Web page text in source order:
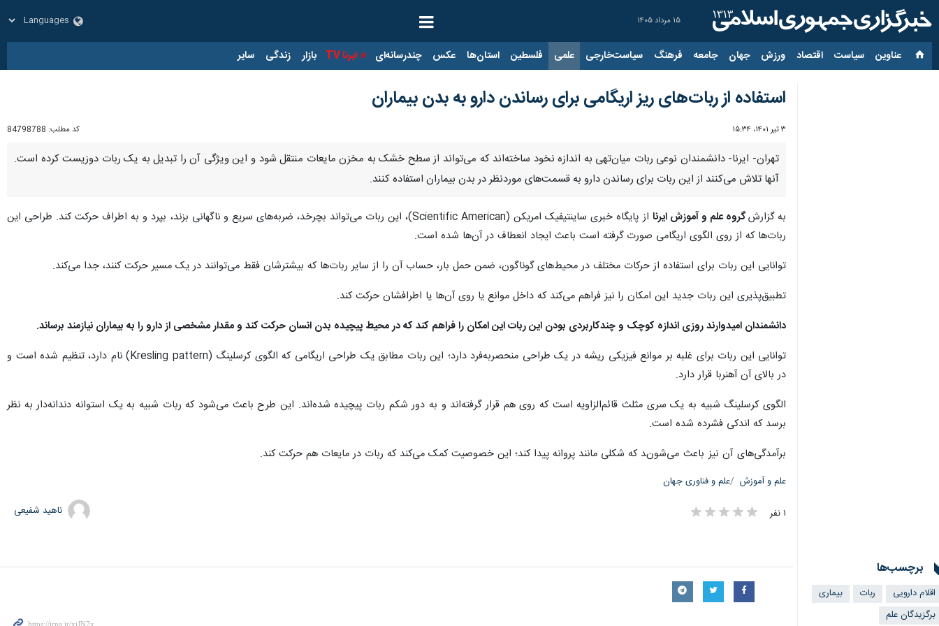
۱۵ مرداد ۱۴۰۵
عناوین‌ سیاست اقتصاد ورزش جهان جامعه فرهنگ سیاست‌خارجی علمی فلسطین استان‌ها عکس چندرسانه‌ای ایرنا TV بازار زندگی سایر
استفاده از ربات‌های ریز اریگامی برای رساندن دارو به بدن بیماران
۳ تیر ۱۴۰۱، ۱۵:۳۴ کد مطلب: 84798788
تهران- ایرنا- دانشمندان نوعی ربات میان‌تهی به اندازه نخود ساخته‌اند که می‌تواند از سطح خشک به مخزن مایعات منتقل شود و این ویژگی آن را تبدیل به یک ربات دوزیست کرده است.
آنها تلاش می‌کنند از این ربات برای رساندن دارو به قسمت‌های موردنظر در بدن بیماران استفاده کنند.
به گزارشگروه علم و آموزش ایرنا
از پایگاه خبری ساینتیفیک امریکن (Scientific American)، این ربات می‌تواند بچرخد، ضربه‌های سریع و ناگهانی بزند، بپرد و به اطراف حرکت کند. طراحی این
ربات‌ها که از روی الگوی اریگامی صورت گرفته است باعث ایجاد انعطاف در آن‌ها شده است.
توانایی این ربات برای استفاده از حرکات مختلف در محیط‌های گوناگون، ضمن حمل بار، حساب آن را از سایر ربات‌ها که بیشترشان فقط می‌توانند در یک مسیر حرکت کنند، جدا می‌کند.
تطبیق‌پذیری این ربات جدید این امکان را نیز فراهم می‌کند که داخل موانع یا روی آن‌ها یا اطرافشان حرکت کند.
دانشمندان امیدوارند روزی اندازه کوچک و چندکاربردی‌ بودن این ربات این امکان را فراهم کند که در محیط پیچیده بدن انسان حرکت کند و مقدار مشخصی از دارو را به بیماران نیازمند برساند.
توانایی این ربات برای غلبه بر موانع فیزیکی ریشه در یک طراحی منحصربه‌فرد دارد؛ این ربات مطابق یک طراحی اریگامی که الگوی کرسلینگ (Kresling pattern) نام دارد، تنظیم شده است و
در بالای آن آهنربا قرار دارد.
الگوی کرسلینگ شبیه به یک سری مثلث قائم‌الزاویه است که روی هم قرار گرفته‌اند و به دور شکم ربات پیچیده شده‌اند. این طرح باعث می‌شود که ربات شبیه به یک استوانه دندانه‌دار به نظر
برسد که اندکی فشرده شده است.
برآمدگی‌های آن نیز باعث می‌شوند که شکلی مانند پروانه پیدا کند؛ این خصوصیت کمک می‌کند که ربات در مایعات هم حرکت کند.
علم و آموزش علم و فناوری جهان
۱ نفر ناهید شفیعی
برچسب‌ها
اقلام دارویی ربات
بیماری
برگزیدگان علم